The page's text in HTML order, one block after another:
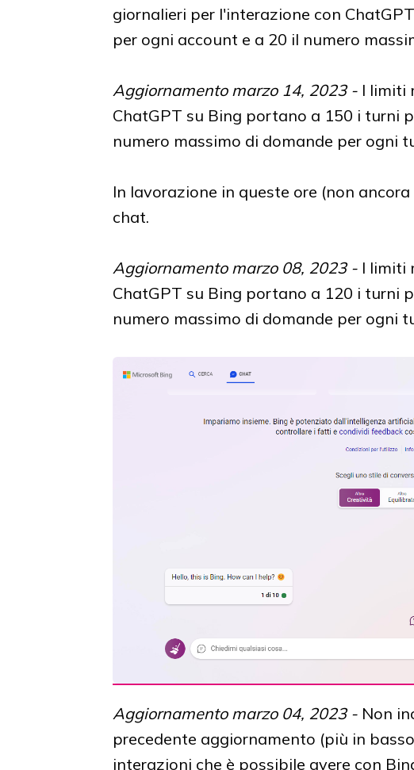
giornalieri per l'interazione con
per ogni account e a 20 il numero
Aggiornamento marzo 14, 2023 - I limiti
ChatGPT su Bing portano a 150 i turni
numero massimo di domande per ogni
In lavorazione in queste ore (non
chat.
Aggiornamento marzo 08, 2023 - I limiti
ChatGPT su Bing portano a 120 i turni
numero massimo di domande per ogni
Aggiornamento marzo 04, 2023 - Non
precedente aggiornamento (più in
interazioni che è possibile avere con